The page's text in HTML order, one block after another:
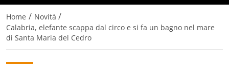
Home / Novità /
Calabria, elefante scappa dal circo e si fa un bagno nel mare
di Santa Maria del Cedro